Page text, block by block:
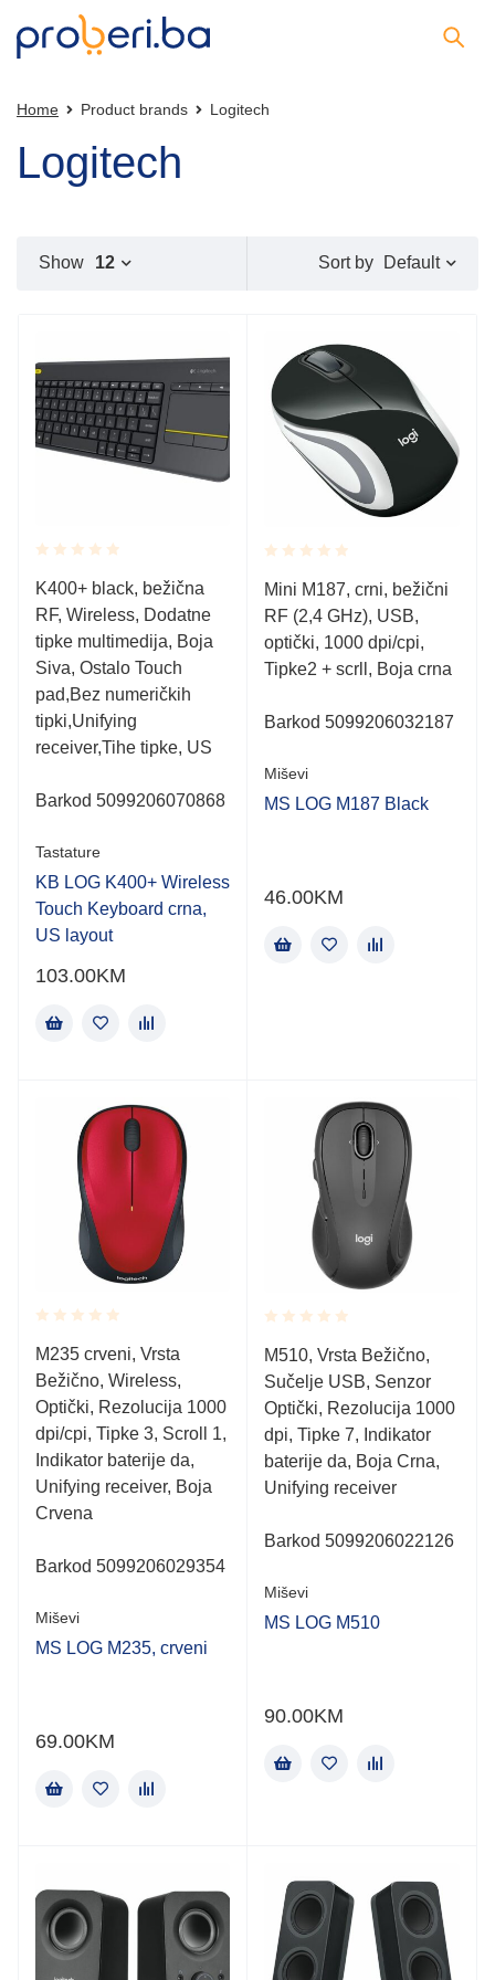
Home Product brands Logitech
Logitech
Sort by Default
Show 12
Rated
0.001
out
of
5
K400+ black, bežična
RF, Wireless, Dodatne
tipke multimedija, Boja
Siva, Ostalo Touch
pad,Bez numeričkih
tipki,Unifying
receiver,Tihe tipke, US
Barkod 5099206070868
Tastature
KB LOG K400+ Wireless
Touch Keyboard crna,
US layout
103.00KM
Rated
0.001
out
5
Mini M187, crni, bežični
RF (2,4 GHz), USB,
optički, 1000 dpi/cpi,
Tipke2 + scrll, Boja crna
Barkod 5099206032187
Miševi
MS LOG M187 Black
46.00KM
Rated
0.001
out
of
5
M235 crveni, Vrsta
Bežično, Wireless,
Optički, Rezolucija 1000
dpi/cpi, Tipke 3, Scroll 1,
Indikator baterije da,
Unifying receiver, Boja
Crvena
Barkod 5099206029354
Miševi
MS LOG M235, crveni
69.00KM
Rated
0.001
out
of
5
M510, Vrsta Bežično,
Sučelje USB, Senzor
Optički, Rezolucija 1000
dpi, Tipke 7, Indikator
baterije da, Boja Crna,
Unifying receiver
Barkod 5099206022126
Miševi
MS LOG M510
90.00KM